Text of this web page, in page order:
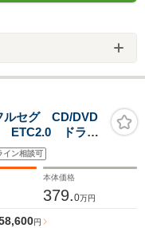
セグ CD/DVD
ETC2.0 ドラレ
ットM 黒革シー
18AW 禁煙車
イン相談可
本体価格
379.0万円
円